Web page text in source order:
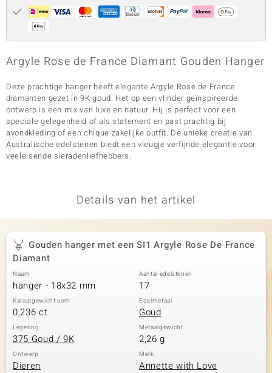
Argyle Rose de France Diamant Gouden Hanger
Deze prachtige hanger heeft elegante Argyle Rose de France
diamanten gezet in 9K goud. Het op een vlinder geïnspireerde
ontwerp is een mix van luxe en natuur. Hij is perfect voor een
speciale gelegenheid of als statement en past prachtig bij
avondkleding of een chique zakelijke outfit. De unieke creatie van
Australische edelstenen biedt een vleugje verfijnde elegantie voor
veeleisende sieradenliefhebbers.
Details van het artikel
Gouden hanger met een SI1 Argyle Rose De France
Diamant
Naam
hanger - 18x32 mm
Aantal edelstenen
17
Karaatgewicht som
0,236 ct
Edelmetaal
Goud
Legering
375 Goud / 9K
Metaalgewicht
2,26 g
Ontwerp
Dieren
Merk
Annette with Love